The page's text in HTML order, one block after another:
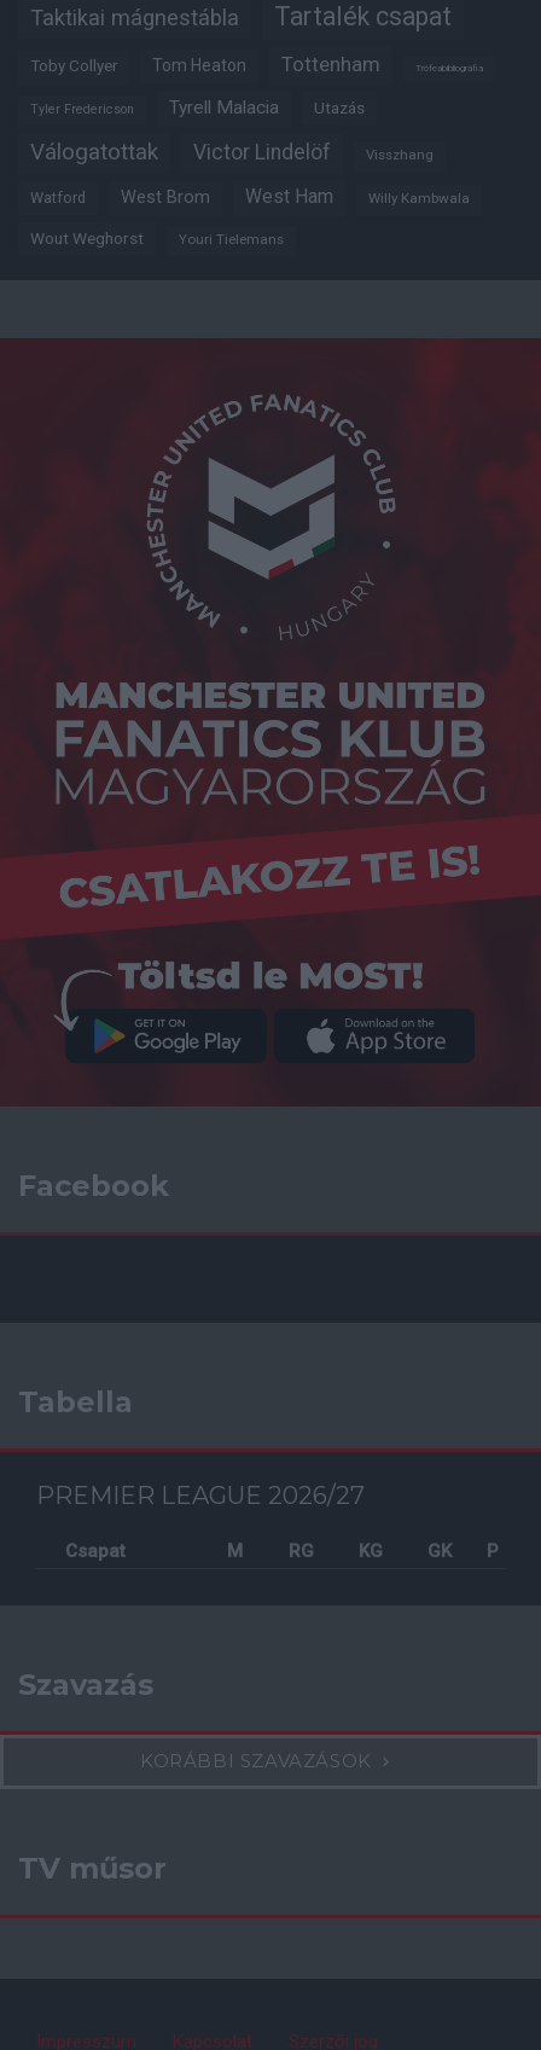
Taktikai mágnestábla Tartalék csapat
Toby Collyer Tom Heaton Tottenham Trófeabibliográfia
Tyler Fredericson Tyrell Malacia Utazás
Válogatottak Victor Lindelöf Visszhang
Watford West Brom West Ham Willy Kambwala
Wout Weghorst Youri Tielemans
Facebook
Tabella
PREMIER LEAGUE 2026/27
Csapat M RG KG GK P
Szavazás
KORÁBBI SZAVAZÁSOK
TV műsor
Impresszum Kapcsolat Szerzői jog